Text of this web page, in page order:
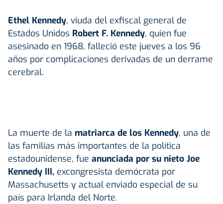
Ethel Kennedy, viuda del exfiscal general de
Estados Unidos Robert F. Kennedy, quien fue
asesinado en 1968, falleció este jueves a los 96
años por complicaciones derivadas de un derrame
cerebral.
La muerte de la matriarca de los Kennedy, una de
las familias más importantes de la política
estadounidense, fue anunciada por su nieto Joe
Kennedy III, excongresista demócrata por
Massachusetts y actual enviado especial de su
país para Irlanda del Norte.